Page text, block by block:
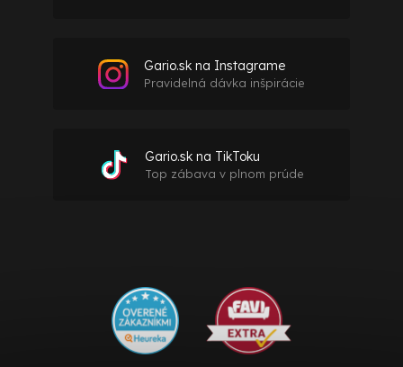
Gario.sk na Instagrame
Pravidelná dávka inšpirácie
Gario.sk na TikToku
Top zábava v plnom prúde